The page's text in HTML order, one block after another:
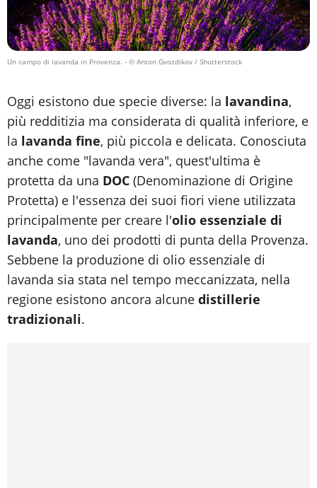
Un campo di lavanda in Provenza. - © Anton Gvozdikov / Shutterstock
Oggi esistono due specie diverse: la lavandina,
più redditizia ma considerata di qualità inferiore, e
la lavanda fine, più piccola e delicata. Conosciuta
anche come "lavanda vera", quest'ultima è
protetta da una DOC (Denominazione di Origine
Protetta) e l'essenza dei suoi fiori viene utilizzata
principalmente per creare l'olio essenziale di
lavanda, uno dei prodotti di punta della Provenza.
Sebbene la produzione di olio essenziale di
lavanda sia stata nel tempo meccanizzata, nella
regione esistono ancora alcune distillerie
tradizionali.